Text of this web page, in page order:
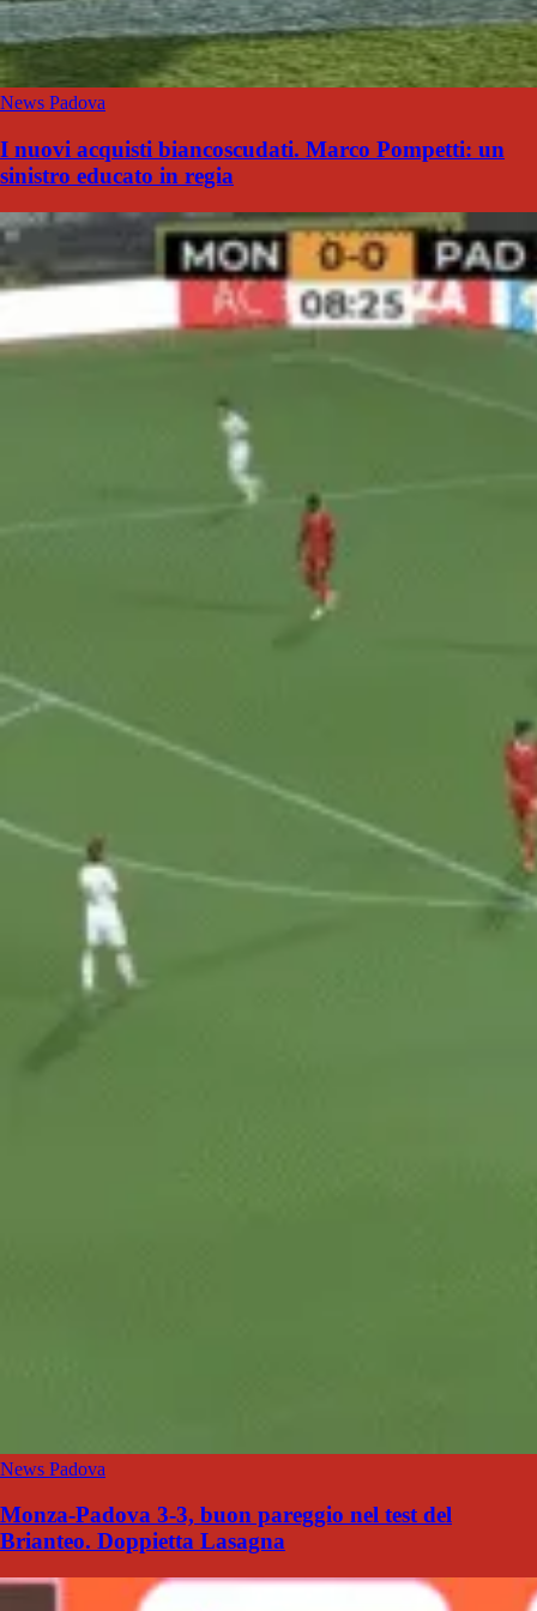
News Padova
I nuovi acquisti biancoscudati. Marco Pompetti: un
sinistro educato in regia
News Padova
Monza-Padova 3-3, buon pareggio nel test del
Brianteo. Doppietta Lasagna